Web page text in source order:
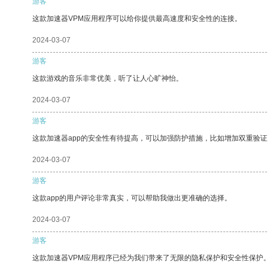
这款加速器VPM应用程序可以给你提供最高速度和安全性的连接。
2024-03-07
游客
这款游戏的音乐非常优美，听了让人心旷神怡。
2024-03-07
游客
这款加速器app的安全性有待提高，可以加强防护措施，比如增加双重验
2024-03-07
游客
这款app的用户评论非常真实，可以帮助我做出更准确的选择。
2024-03-07
游客
这款加速器VPM应用程序已经为我们带来了无限的隐私保护和安全性保护